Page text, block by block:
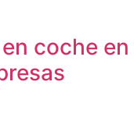
coche en